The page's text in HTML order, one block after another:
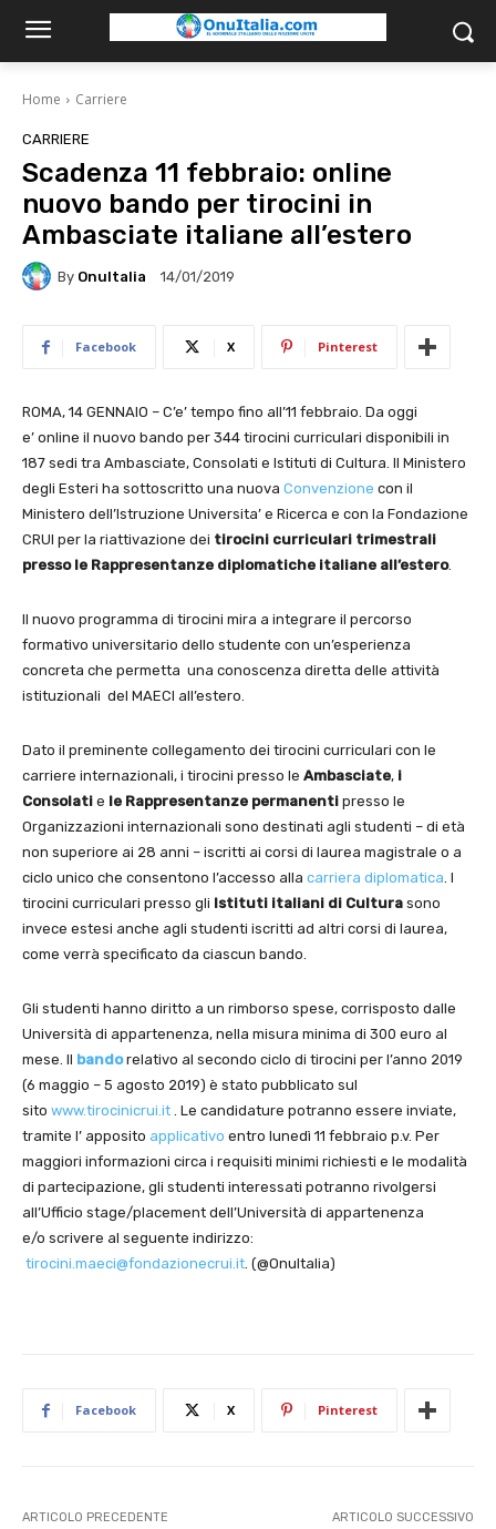
Home Carriere
CARRIERE
Scadenza 11 febbraio: online
nuovo bando per tirocini in
Ambasciate italiane all’estero
By OnuItalia 14/01/2019
Facebook X Pinterest
ROMA, 14 GENNAIO – C’e’ tempo fino all’11 febbraio. Da oggi
e’ online il nuovo bando per 344 tirocini curriculari disponibili in
187 sedi tra Ambasciate, Consolati e Istituti di Cultura. Il Ministero
degli Esteri ha sottoscritto una nuova Convenzione con il
Ministero dell’Istruzione Universita’ e Ricerca e con la Fondazione
CRUI per la riattivazione dei tirocini curriculari trimestrali
presso le Rappresentanze diplomatiche italiane all’estero.
Il nuovo programma di tirocini mira a integrare il percorso
formativo universitario dello studente con un’esperienza
concreta che permetta una conoscenza diretta delle attività
istituzionali del MAECI all’estero.
Dato il preminente collegamento dei tirocini curriculari con le
carriere internazionali, i tirocini presso le Ambasciate, i
Consolati e le Rappresentanze permanenti presso le
Organizzazioni internazionali sono destinati agli studenti – di età
non superiore ai 28 anni – iscritti ai corsi di laurea magistrale o a
ciclo unico che consentono l’accesso alla carriera diplomatica. I
tirocini curriculari presso gli Istituti italiani di Cultura sono
invece estesi anche agli studenti iscritti ad altri corsi di laurea,
come verrà specificato da ciascun bando.
Gli studenti hanno diritto a un rimborso spese, corrisposto dalle
Università di appartenenza, nella misura minima di 300 euro al
mese. Il bandorelativo al secondo ciclo di tirocini per l’anno 2019
(6 maggio – 5 agosto 2019) è stato pubblicato sul
sito www.tirocinicrui.it . Le candidature potranno essere inviate,
tramite l’ apposito applicativo entro lunedì 11 febbraio p.v. Per
maggiori informazioni circa i requisiti minimi richiesti e le modalità
di partecipazione, gli studenti interessati potranno rivolgersi
all’Ufficio stage/placement dell’Università di appartenenza
e/o scrivere al seguente indirizzo:
tirocini.maeci@fondazionecrui.it. (@OnuItalia)
Facebook X Pinterest
ARTICOLO PRECEDENTE ARTICOLO SUCCESSIVO